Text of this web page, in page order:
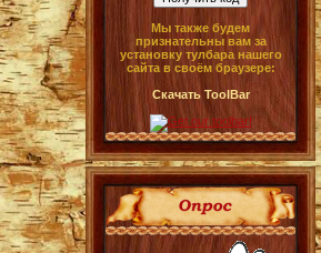
Мы также будем
признательны вам за
установку тулбара нашего
сайта в своём браузере:
Скачать ToolBar